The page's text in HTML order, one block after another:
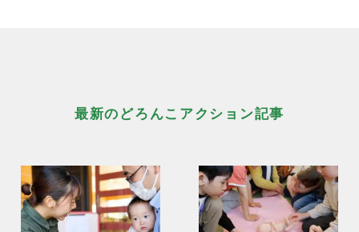
最新のどろんこアクション記事